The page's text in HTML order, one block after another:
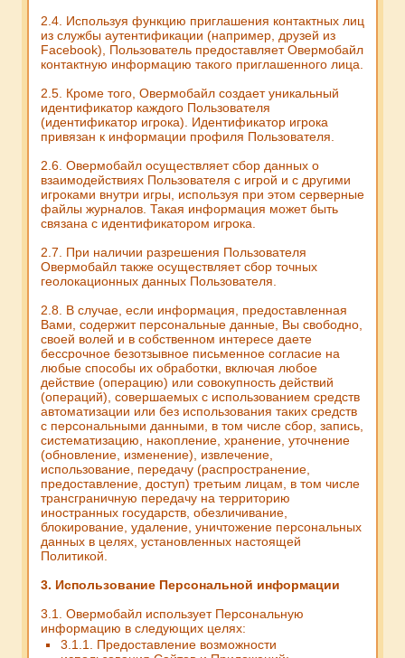
2.4. Используя функцию приглашения контактных лиц
из службы аутентификации (например, друзей из
Facebook), Пользователь предоставляет Овермобайл
контактную информацию такого приглашенного лица.
2.5. Кроме того, Овермобайл создает уникальный
идентификатор каждого Пользователя
(идентификатор игрока). Идентификатор игрока
привязан к информации профиля Пользователя.
2.6. Овермобайл осуществляет сбор данных о
взаимодействиях Пользователя с игрой и с другими
игроками внутри игры, используя при этом серверные
файлы журналов. Такая информация может быть
связана с идентификатором игрока.
2.7. При наличии разрешения Пользователя
Овермобайл также осуществляет сбор точных
геолокационных данных Пользователя.
2.8. В случае, если информация, предоставленная
Вами, содержит персональные данные, Вы свободно,
своей волей и в собственном интересе даете
бессрочное безотзывное письменное согласие на
любые способы их обработки, включая любое
действие (операцию) или совокупность действий
(операций), совершаемых с использованием средств
автоматизации или без использования таких средств
с персональными данными, в том числе сбор, запись,
систематизацию, накопление, хранение, уточнение
(обновление, изменение), извлечение,
использование, передачу (распространение,
предоставление, доступ) третьим лицам, в том числе
трансграничную передачу на территорию
иностранных государств, обезличивание,
блокирование, удаление, уничтожение персональных
данных в целях, установленных настоящей
Политикой.
3. Использование Персональной информации
3.1. Овермобайл использует Персональную
информацию в следующих целях:
3.1.1. Предоставление возможности